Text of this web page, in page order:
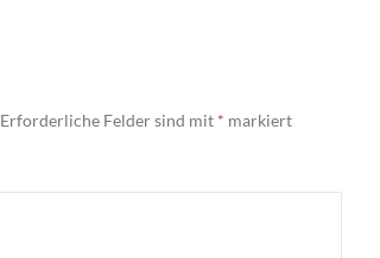
Erforderliche Felder sind mit * markiert